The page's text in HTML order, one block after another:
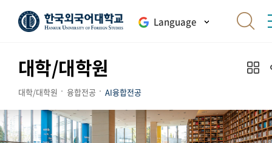
Language
대학/대학원
대학/대학원 융합전공 AI융합전공